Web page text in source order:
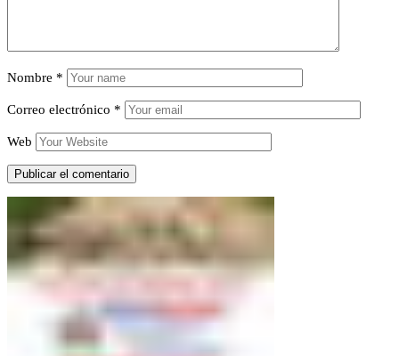
Nombre *
Correo electrónico *
Web